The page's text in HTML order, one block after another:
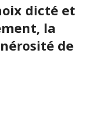
dicté et
la
de